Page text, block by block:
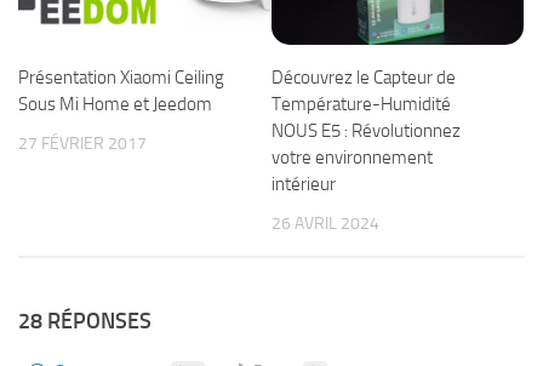
Présentation Xiaomi Ceiling
Sous Mi Home et Jeedom
27 FÉVRIER 2017
Découvrez le Capteur de
Température-Humidité
NOUS E5 : Révolutionnez
votre environnement
intérieur
26 AVRIL 2024
28 RÉPONSES